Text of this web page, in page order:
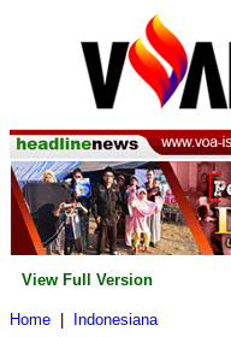
View Full Version
Home
Indonesiana